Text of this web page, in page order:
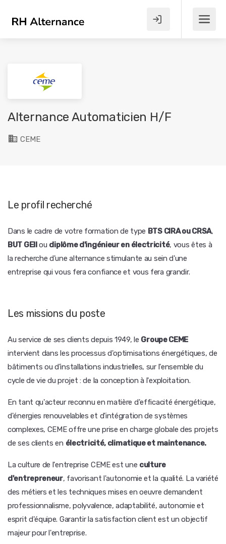
Alternance Automaticien H/F
CEME
Le profil recherché
Dans le cadre de votre formation de type BTS CIRA ou CRSA,
BUT GEIIou diplôme d'ingénieur en électricité, vous êtes à
la recherche d'une alternance stimulante au sein d'une
entreprise qui vous fera confiance et vous fera grandir.
Les missions du poste
Au service de ses clients depuis 1949, le Groupe CEME
intervient dans les processus d'optimisations énergétiques, de
bâtiments ou d'installations industrielles, sur l'ensemble du
cycle de vie du projet : de la conception à l'exploitation.
En tant qu'acteur reconnu en matière d'efficacité énergétique,
d'énergies renouvelables et d'intégration de systèmes
complexes, CEME offre une prise en charge globale des projets
de ses clients en électricité, climatique et maintenance.
La culture de l'entreprise CEME est une culture
d'entrepreneur, favorisant l'autonomie et la qualité. La variété
des métiers et les techniques mises en oeuvre demandent
professionnalisme, polyvalence, adaptabilité, autonomie et
esprit d'équipe. Garantir la satisfaction client est un objectif
majeur pour l'entreprise.